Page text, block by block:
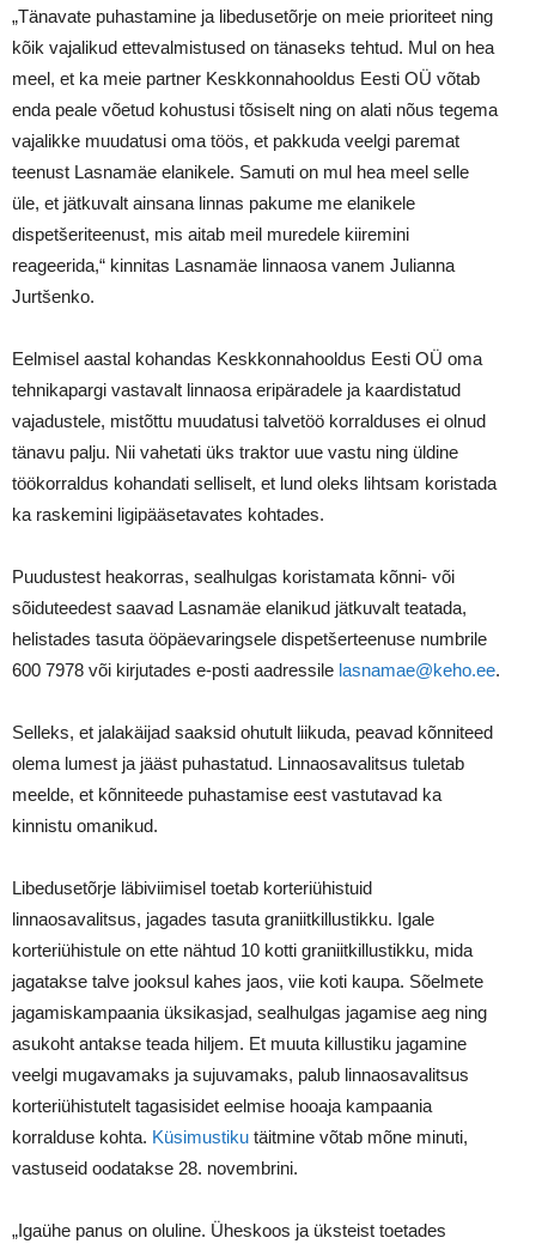
„Tänavate puhastamine ja libedusetõrje on meie prioriteet ning
kõik vajalikud ettevalmistused on tänaseks tehtud. Mul on hea
meel, et ka meie partner Keskkonnahooldus Eesti OÜ võtab
enda peale võetud kohustusi tõsiselt ning on alati nõus tegema
vajalikke muudatusi oma töös, et pakkuda veelgi paremat
teenust Lasnamäe elanikele. Samuti on mul hea meel selle
üle, et jätkuvalt ainsana linnas pakume me elanikele
dispetšeriteenust, mis aitab meil muredele kiiremini
reageerida,“ kinnitas Lasnamäe linnaosa vanem Julianna
Jurtšenko.
Eelmisel aastal kohandas Keskkonnahooldus Eesti OÜ oma
tehnikapargi vastavalt linnaosa eripäradele ja kaardistatud
vajadustele, mistõttu muudatusi talvetöö korralduses ei olnud
tänavu palju. Nii vahetati üks traktor uue vastu ning üldine
töökorraldus kohandati selliselt, et lund oleks lihtsam koristada
ka raskemini ligipääsetavates kohtades.
Puudustest heakorras, sealhulgas koristamata kõnni- või
sõiduteedest saavad Lasnamäe elanikud jätkuvalt teatada,
helistades tasuta ööpäevaringsele dispetšerteenuse numbrile
600 7978 või kirjutades e-posti aadressile lasnamae@keho.ee.
Selleks, et jalakäijad saaksid ohutult liikuda, peavad kõnniteed
olema lumest ja jääst puhastatud. Linnaosavalitsus tuletab
meelde, et kõnniteede puhastamise eest vastutavad ka
kinnistu omanikud.
Libedusetõrje läbiviimisel toetab korteriühistuid
linnaosavalitsus, jagades tasuta graniitkillustikku. Igale
korteriühistule on ette nähtud 10 kotti graniitkillustikku, mida
jagatakse talve jooksul kahes jaos, viie koti kaupa. Sõelmete
jagamiskampaania üksikasjad, sealhulgas jagamise aeg ning
asukoht antakse teada hiljem. Et muuta killustiku jagamine
veelgi mugavamaks ja sujuvamaks, palub linnaosavalitsus
korteriühistutelt tagasisidet eelmise hooaja kampaania
korralduse kohta. Küsimustiku täitmine võtab mõne minuti,
vastuseid oodatakse 28. novembrini.
„Igaühe panus on oluline. Üheskoos ja üksteist toetades